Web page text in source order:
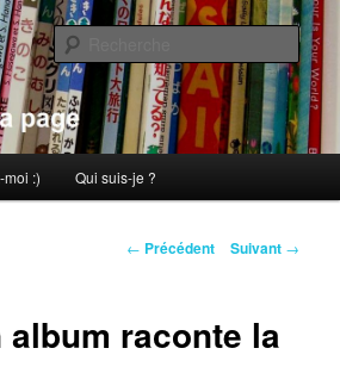
la page
:) Qui suis-je ?
Navigation
← Précédent Suivant →
album raconte la